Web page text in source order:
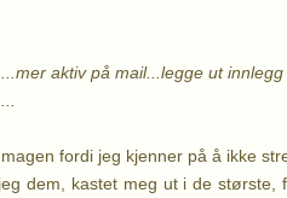
aktiv på mail...legge ut
fordi jeg kjenner på å ikke
dem, kastet meg ut i de største,